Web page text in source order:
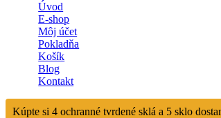
Úvod
E-shop
Môj účet
Pokladňa
Košík
Blog
Kontakt
Kúpte si 4 ochranné tvrdené sklá a 5 sklo